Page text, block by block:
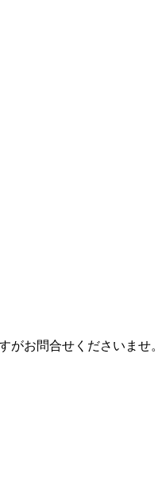
がお問合せくださいませ。